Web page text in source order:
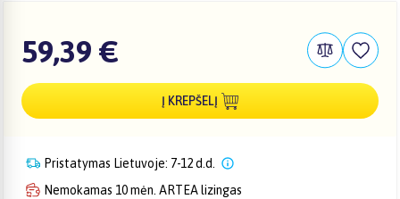
59,39 €
Į KREPŠELĮ
Pristatymas Lietuvoje: 7-12 d.d.
Nemokamas 10 mėn. ARTEA lizingas